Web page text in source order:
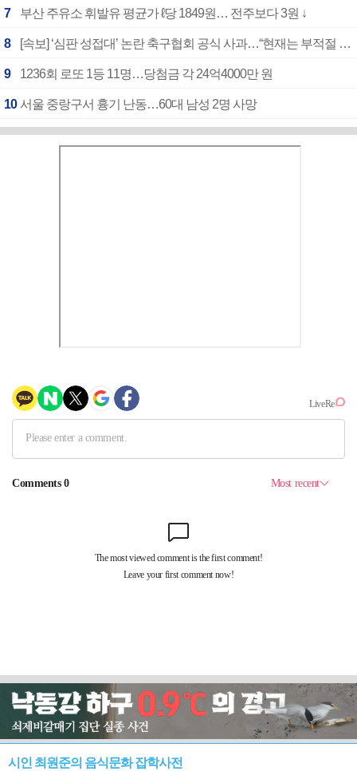
7 부산 주유소 휘발유 평균가 ℓ당 1849원… 전주보다 3원 ↓
8 [속보] ‘심판 성접대’ 논란 축구협회 공식 사과…“현재는 부적절 행위 없어”
9 1236회 로또 1등 11명…당첨금 각 24억4000만 원
10 서울 중랑구서 흉기 난동…60대 남성 2명 사망
시인 최원준의 음식문화 잡학사전